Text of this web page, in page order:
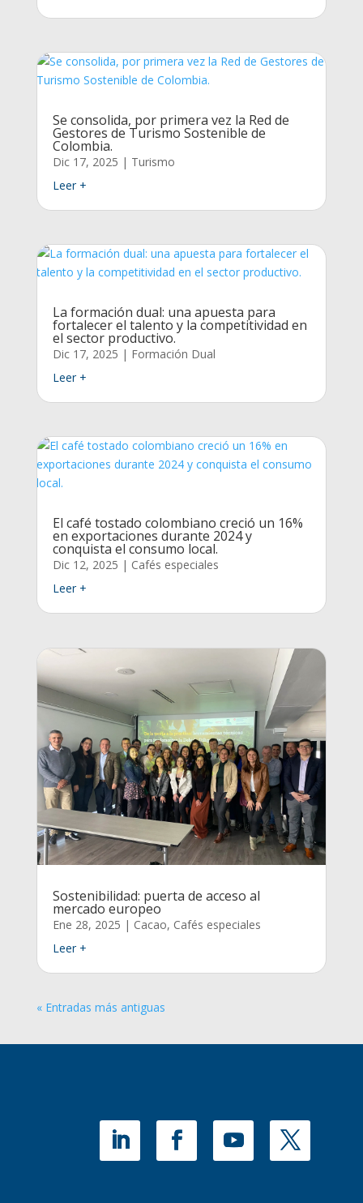
Se consolida, por primera vez la Red de
Gestores de Turismo Sostenible de
Colombia.
Dic 17, 2025 | Turismo
Leer +
La formación dual: una apuesta para
fortalecer el talento y la competitividad en
el sector productivo.
Dic 17, 2025 | Formación Dual
Leer +
El café tostado colombiano creció un 16%
en exportaciones durante 2024 y
conquista el consumo local.
Dic 12, 2025 | Cafés especiales
Leer +
Sostenibilidad: puerta de acceso al
mercado europeo
Ene 28, 2025 | Cacao, Cafés especiales
Leer +
« Entradas más antiguas